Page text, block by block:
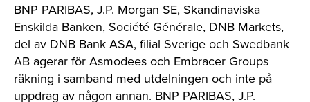
BNP PARIBAS, J.P. Morgan SE, Skandinaviska
Enskilda Banken, Société Générale, DNB Markets,
del av DNB Bank ASA, filial Sverige och Swedbank
AB agerar för Asmodees och Embracer Groups
räkning i samband med utdelningen och inte på
uppdrag av någon annan. BNP PARIBAS, J.P.